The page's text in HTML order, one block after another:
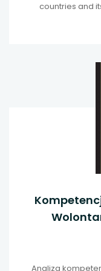
countries and
Analiza